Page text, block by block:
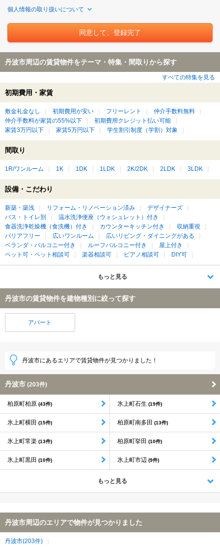
個人情報の取り扱いについて
丹波市周辺の賃貸物件をテーマ・特集・間取りから探す
すべての特集を見る
初期費用・家賃
敷金礼金なし 初期費用が安い フリーレント
仲介手数料無料
仲介手数料が家賃の55%以下
初期費用クレジット払い可能
家賃3万円以下
家賃5万円以下 学生割引制度（学割）対象
間取り
1R/ワンルーム 1K 1DK 1LDK 2K/2DK 2LDK 3LDK
設備・こだわり
新築・築浅 リフォーム・リノベーション済み
デザイナーズ
バス・トイレ別
温水洗浄便座（ウォシュレット）付き
食器洗浄乾燥機（食洗機）付き
カウンターキッチン付き
収納重視
バリアフリー
広いワンルーム
広いリビング・ダイニングがある
ベランダ・バルコニー付き
ルーフバルコニー付き
屋上付き
ペット可・ペット相談可
楽器相談可 ピアノ相談可 DIY可
もっと見る
丹波市の賃貸物件を建物種別に絞って探す
アパート
丹波市にあるエリアで賃貸物件が見つかりました！
丹波市 (203件)
柏原町柏原 (43件) 氷上町石生 (19件)
氷上町横田 (15件) 柏原町南多田 (13件)
氷上町常楽 (13件) 柏原町挙田 (10件)
氷上町黒田 (10件) 氷上町市辺 (9件)
もっと見る
丹波市周辺のエリアで物件が見つかりました
丹波市(203件)